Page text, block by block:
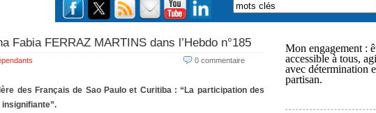
Fabia FERRAZ MARTINS dans l’Hebdo n°185
0 commentaire
des Français de Sao Paulo et Curitiba : “La participation des
Mon engagement :
accessible à tous,
avec détermination
partisan.